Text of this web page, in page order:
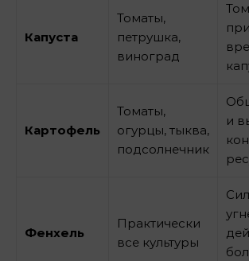
Капуста
Томаты,
петрушка,
виноград
Картофель
Томаты,
огурцы, тыква,
подсолнечник
и
Фенхель
Практически
все культуры